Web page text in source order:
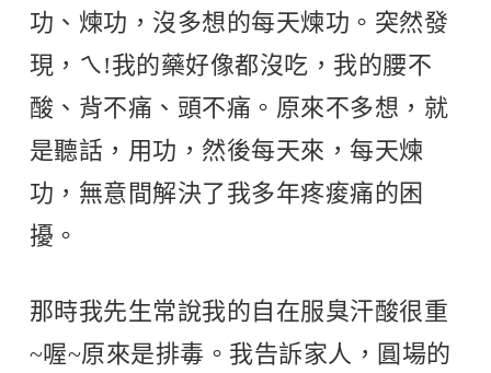
功、煉功，沒多想的每天煉功。突然發
現，ㄟ!我的藥好像都沒吃，我的腰不
酸、背不痛、頭不痛。原來不多想，就
是聽話，用功，然後每天來，每天煉
功，無意間解決了我多年疼痠痛的困
擾。
那時我先生常說我的自在服臭汗酸很重
~喔~原來是排毒。我告訴家人，圓場的